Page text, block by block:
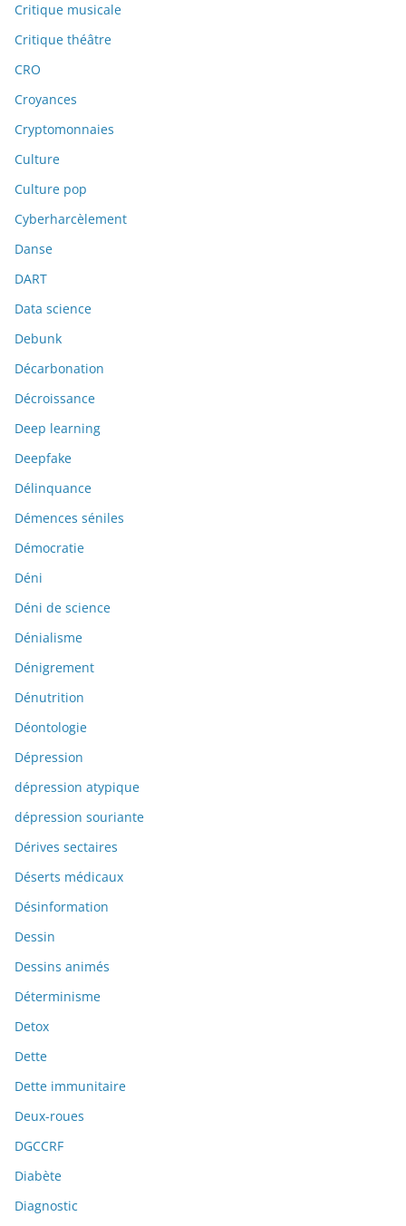
Critique musicale
Critique théâtre
CRO
Croyances
Cryptomonnaies
Culture
Culture pop
Cyberharcèlement
Danse
DART
Data science
Debunk
Décarbonation
Décroissance
Deep learning
Deepfake
Délinquance
Démences séniles
Démocratie
Déni
Déni de science
Dénialisme
Dénigrement
Dénutrition
Déontologie
Dépression
dépression atypique
dépression souriante
Dérives sectaires
Déserts médicaux
Désinformation
Dessin
Dessins animés
Déterminisme
Detox
Dette
Dette immunitaire
Deux-roues
DGCCRF
Diabète
Diagnostic